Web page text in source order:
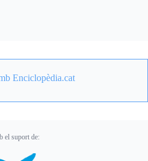
Enciclopèdia.cat
el suport de: